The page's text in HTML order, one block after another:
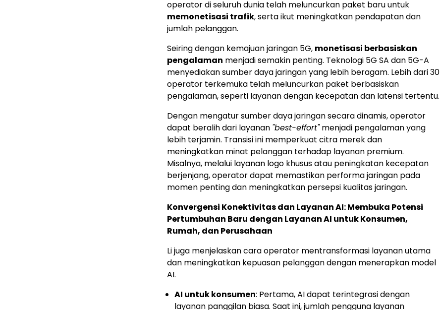
operator di seluruh dunia telah meluncurkan paket baru untuk
memonetisasi trafik, serta ikut meningkatkan pendapatan dan
jumlah pelanggan.
Seiring dengan kemajuan jaringan 5G, monetisasi berbasiskan
pengalaman menjadi semakin penting. Teknologi 5G SA dan 5G-A
menyediakan sumber daya jaringan yang lebih beragam. Lebih dari 30
operator terkemuka telah meluncurkan paket berbasiskan
pengalaman, seperti layanan dengan kecepatan dan latensi tertentu.
Dengan mengatur sumber daya jaringan secara dinamis, operator
dapat beralih dari layanan "best-effort"menjadi pengalaman yang
lebih terjamin. Transisi ini memperkuat citra merek dan
meningkatkan minat pelanggan terhadap layanan premium.
Misalnya, melalui layanan logo khusus atau peningkatan kecepatan
berjenjang, operator dapat memastikan performa jaringan pada
momen penting dan meningkatkan persepsi kualitas jaringan.
Konvergensi Konektivitas dan Layanan AI: Membuka Potensi
Pertumbuhan Baru dengan Layanan AI untuk Konsumen,
Rumah, dan Perusahaan
Li juga menjelaskan cara operator mentransformasi layanan utama
dan meningkatkan kepuasan pelanggan dengan menerapkan model
AI.
AI untuk konsumen: Pertama, AI dapat terintegrasi dengan
layanan panggilan biasa. Saat ini, jumlah pengguna layanan